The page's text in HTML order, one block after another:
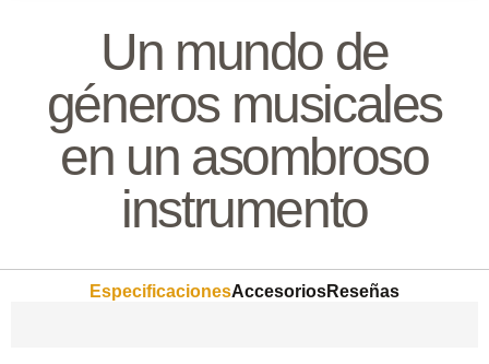
Un mundo de
géneros musicales
en un asombroso
instrumento
EspecificacionesAccesoriosReseñas